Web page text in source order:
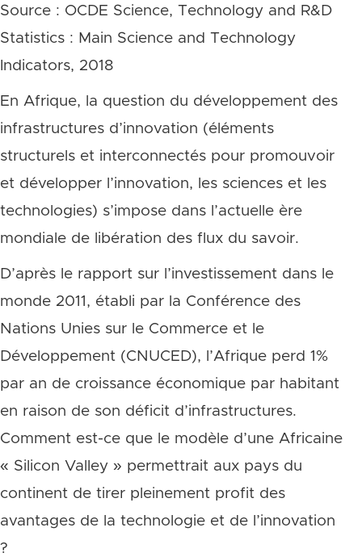
Source : OCDE Science, Technology and R&D
Statistics : Main Science and Technology
Indicators, 2018
En Afrique, la question du développement des
infrastructures d’innovation (éléments
structurels et interconnectés pour promouvoir
et développer l’innovation, les sciences et les
technologies) s’impose dans l’actuelle ère
mondiale de libération des flux du savoir.
D’après le rapport sur l’investissement dans le
monde 2011, établi par la Conférence des
Nations Unies sur le Commerce et le
Développement (CNUCED), l’Afrique perd 1%
par an de croissance économique par habitant
en raison de son déficit d’infrastructures.
Comment est-ce que le modèle d’une Africaine
« Silicon Valley » permettrait aux pays du
continent de tirer pleinement profit des
avantages de la technologie et de l’innovation
?